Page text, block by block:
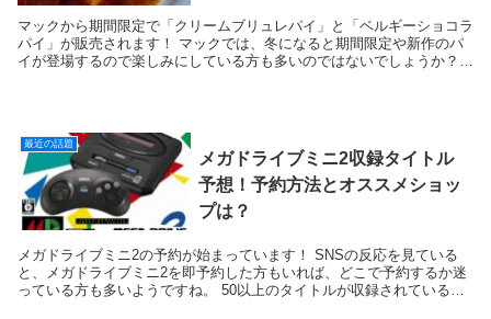
マックから期間限定で「クリームブリュレパイ」と「ベルギーショコラ
パイ」が販売されます！ マックでは、冬になると期間限定や新作のパ
イが登場するので楽しみにしている方も多いのではないでしょうか？
最近の話題
メガドライブミニ2収録タイトル
予想！予約方法とオススメショッ
プは？
メガドライブミニ2の予約が始まっています！ SNSの反応を見ている
と、メガドライブミニ2を即予約した方もいれば、どこで予約するか迷
っている方も多いようですね。 50以上のタイトルが収録されていると